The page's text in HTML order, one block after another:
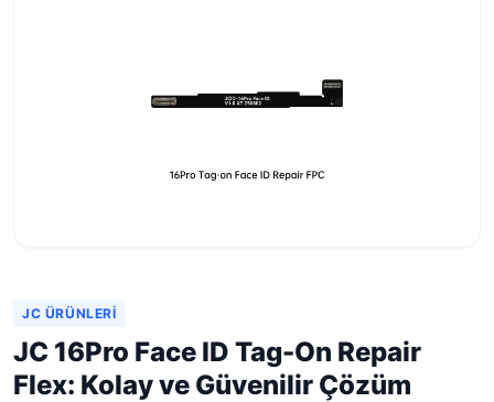
JC ÜRÜNLERI
JC 16Pro Face ID Tag-On Repair
Flex: Kolay ve Güvenilir Çözüm